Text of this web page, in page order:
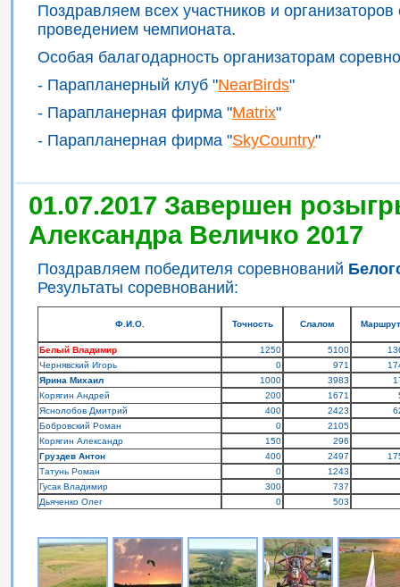
Поздравляем всех участников и
проведением чемпионата.
Особая балагодарность организаторам
- Парапланерный клуб "NearBirds"
- Парапланерная фирма "Matrix"
- Парапланерная фирма "SkyCountry"
01.07.2017 Завершен
Александра Величко 2017
Поздравляем победителя соревнований
Результаты соревнований:
Ф.И.О. Точность Слалом Маршрут
Белый Владимир 1250 5100
Чернявский Игорь
0 971
Ярина Михаил
1000 3983
Корягин Андрей
200 1671
Яснолобов Дмитрий
400 2423
Бобровский Роман
0
2105
Корягин Александр
150
296
Груздев Антон
400 2497
Татунь Роман
0
1243
Гусак Владимир
300
737
Дьяченко Олег
0 503